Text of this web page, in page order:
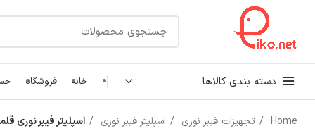
دسته بندی کالاها
کابل شبکه
خانه فروشگاه
Home تجهیزات فیبر نوری اسپلیتر فیبر نوری اسپلیتر فیبر نوری قلمی